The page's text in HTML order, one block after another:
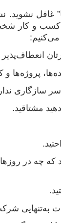
غافل نشوید.
کسب و کار
می‌کنیم:
که چه در